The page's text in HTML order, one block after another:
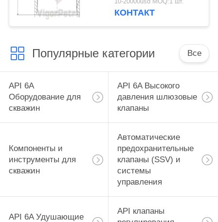
PSL
10-20000usd MOQ:1 шт.
КОНТАКТ
Популярные категории Все
API 6A
Оборудование для
скважин
API 6A Высокого
давления шлюзовые
клапаны
Компоненты и
инструменты для
скважин
Автоматические
предохранительные
клапаны (SSV) и
системы
управления
API 6A Удушающие
API клапаны